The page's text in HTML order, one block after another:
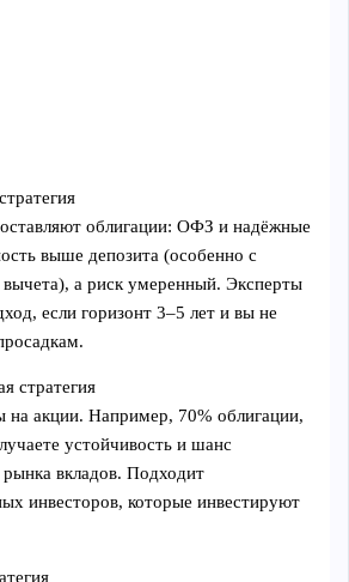
облигации: ОФЗ и надёжные
выше депозита (особенно с
вычета), а риск умеренный. Эксперты
если горизонт 3–5 лет и вы не
стратегия
на акции. Например, 70% облигации,
устойчивость и шанс
вкладов. Подходит
инвесторов, которые инвестируют